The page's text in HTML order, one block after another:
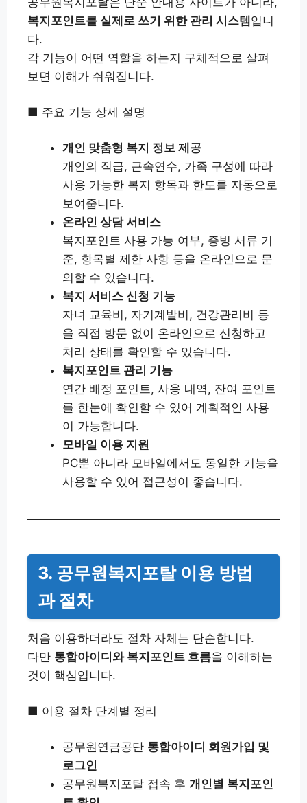
복지포인트를 실제로 쓰기 위한 관리 시스템 입니
다.
각 기능이 어떤 역할을 하는지 구체적으로 살펴
보면 이해가 쉬워집니다.
■ 주요 기능 상세 설명
개인 맞춤형 복지 정보 제공
개인의 직급, 근속연수, 가족 구성에 따라
사용 가능한 복지 항목과 한도를 자동으로
보여줍니다.
온라인 상담 서비스
복지포인트 사용 가능 여부, 증빙 서류 기
준, 항목별 제한 사항 등을 온라인으로 문
의할 수 있습니다.
복지 서비스 신청 기능
자녀 교육비, 자기계발비, 건강관리비 등
을 직접 방문 없이 온라인으로 신청하고
처리 상태를 확인할 수 있습니다.
복지포인트 관리 기능
연간 배정 포인트, 사용 내역, 잔여 포인트
를 한눈에 확인할 수 있어 계획적인 사용
이 가능합니다.
모바일 이용 지원
PC뿐 아니라 모바일에서도 동일한 기능을
사용할 수 있어 접근성이 좋습니다.
3. 공무원복지포탈 이용 방법
과 절차
처음 이용하더라도 절차 자체는 단순합니다.
다만 통합아이디와 복지포인트 흐름을 이해하는
것이 핵심입니다.
■ 이용 절차 단계별 정리
공무원연금공단 통합아이디 회원가입 및
로그인
공무원복지포탈 접속 후 개인별 복지포인